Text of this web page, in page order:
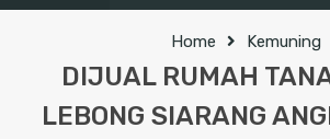
Home Kemuning
DIJUAL RUMAH
LEBONG SIARANG